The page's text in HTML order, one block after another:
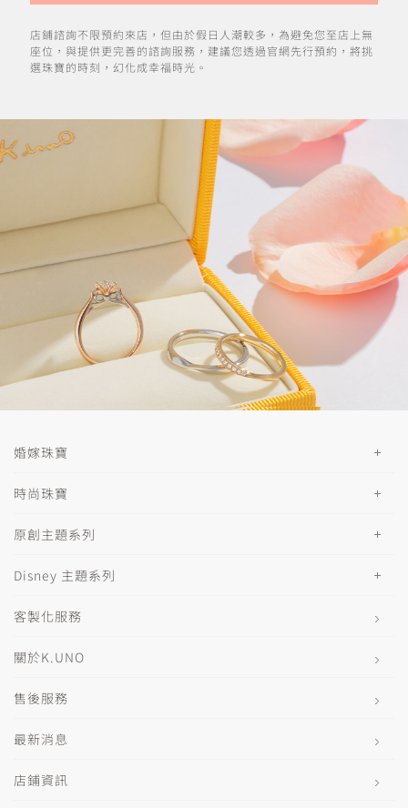
店鋪諮詢不限預約來店，但由於假日人潮較多，為避免您至店上無
座位，與提供更完善的諮詢服務，建議您透過官網先行預約，將挑
選珠寶的時刻，幻化成幸福時光。
婚嫁珠寶
時尚珠寶
原創主題系列
Disney 主題系列
客製化服務
關於K.UNO
售後服務
最新消息
店鋪資訊